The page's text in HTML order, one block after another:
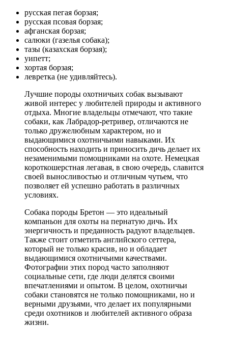
русская пегая борзая;
русская псовая борзая;
афганская борзая;
салюки (газелья собака);
тазы (казахская борзая);
уипетт;
хортая борзая;
левретка (не удивляйтесь).
Лучшие породы охотничьих собак вызывают
живой интерес у любителей природы и активного
отдыха. Многие владельцы отмечают, что такие
собаки, как Лабрадор-ретривер, отличаются не
только дружелюбным характером, но и
выдающимися охотничьими навыками. Их
способность находить и приносить дичь делает их
незаменимыми помощниками на охоте. Немецкая
короткошерстная легавая, в свою очередь, славится
своей выносливостью и отличным чутьем, что
позволяет ей успешно работать в различных
условиях.
Собака породы Бретон — это идеальный
компаньон для охоты на пернатую дичь. Их
энергичность и преданность радуют владельцев.
Также стоит отметить английского сеттера,
который не только красив, но и обладает
выдающимися охотничьими качествами.
Фотографии этих пород часто заполняют
социальные сети, где люди делятся своими
впечатлениями и опытом. В целом, охотничьи
собаки становятся не только помощниками, но и
верными друзьями, что делает их популярными
среди охотников и любителей активного образа
жизни.